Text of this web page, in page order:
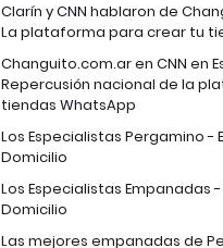
Clarín y CNN hablaron de
La plataforma para crear tu
Changuito.com.ar en CNN en
Repercusión nacional de la
tiendas WhatsApp
Los Especialistas Pergamino -
Domicilio
Los Especialistas Empanadas -
Domicilio
Las mejores empanadas de